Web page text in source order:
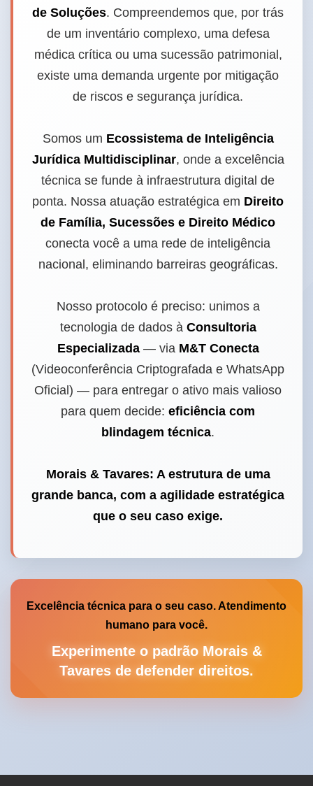
de Soluções. Compreendemos que, por trás
de um inventário complexo, uma defesa
médica crítica ou uma sucessão patrimonial,
existe uma demanda urgente por mitigação
de riscos e segurança jurídica.
Somos um Ecossistema de Inteligência
Jurídica Multidisciplinar, onde a excelência
técnica se funde à infraestrutura digital de
ponta. Nossa atuação estratégica em Direito
de Família, Sucessões e Direito Médico
conecta você a uma rede de inteligência
nacional, eliminando barreiras geográficas.
Nosso protocolo é preciso: unimos a
tecnologia de dados à Consultoria
Especializada— via M&T Conecta
(Videoconferência Criptografada e WhatsApp
Oficial) — para entregar o ativo mais valioso
para quem decide: eficiência com
blindagem técnica.
Morais & Tavares: A estrutura de uma
grande banca, com a agilidade estratégica
que o seu caso exige.
Excelência técnica para o seu caso. Atendimento
humano para você.
Experimente o padrão Morais &
Tavares de defender direitos.